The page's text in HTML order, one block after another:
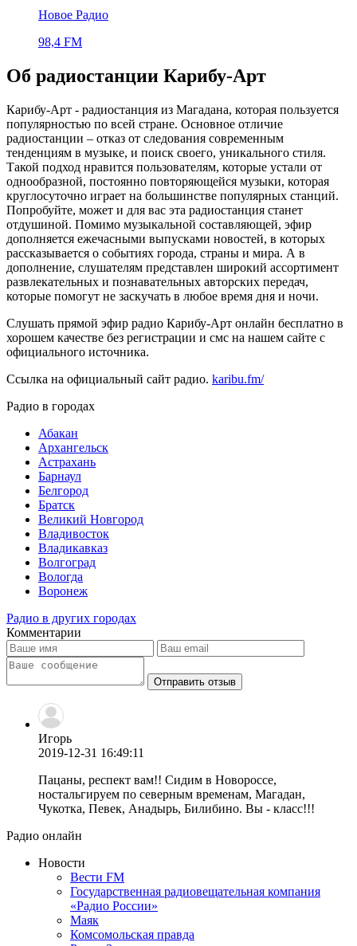
Новое Радио
98,4 FM
Об радиостанции Карибу-Арт
Карибу-Арт - радиостанция из Магадана, которая пользуется
популярностью по всей стране. Основное отличие
радиостанции – отказ от следования современным
тенденциям в музыке, и поиск своего, уникального стиля.
Такой подход нравится пользователям, которые устали от
однообразной, постоянно повторяющейся музыки, которая
круглосуточно играет на большинстве популярных станций.
Попробуйте, может и для вас эта радиостанция станет
отдушиной. Помимо музыкальной составляющей, эфир
дополняется ежечасными выпусками новостей, в которых
рассказывается о событиях города, страны и мира. А в
дополнение, слушателям представлен широкий ассортимент
развлекательных и познавательных авторских передач,
которые помогут не заскучать в любое время дня и ночи.
Слушать прямой эфир радио Карибу-Арт онлайн бесплатно в
хорошем качестве без регистрации и смс на нашем сайте с
официального источника.
Ссылка на официальный сайт радио. karibu.fm/
Радио в городах
Абакан
Архангельск
Астрахань
Барнаул
Белгород
Братск
Великий Новгород
Владивосток
Владикавказ
Волгоград
Вологда
Воронеж
Радио в других городах
Комментарии
Отправить отзыв
Игорь
2019-12-31 16:49:11
Пацаны, респект вам!! Сидим в Новороссе,
ностальгируем по северным временам, Магадан,
Чукотка, Певек, Анадырь, Билибино. Вы - класс!!!
Радио онлайн
Новости
Вести FM
Государственная радиовещательная компания
«Радио России»
Маяк
Комсомольская правда